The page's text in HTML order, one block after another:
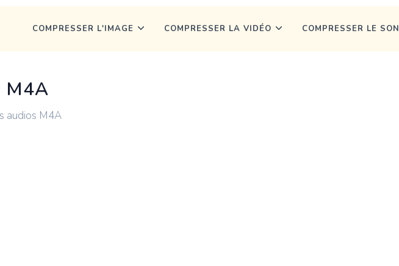
COMPRESSER L'IMAGE COMPRESSER LA VIDÉO COMPRESSER LE SON
M4A
audios M4A